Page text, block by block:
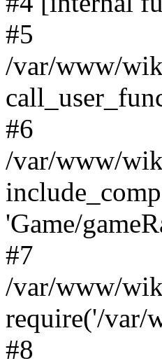
#5
/var/www/
#6
/var/www/
'Game/
#7
/var/www/
require('/var/
#8